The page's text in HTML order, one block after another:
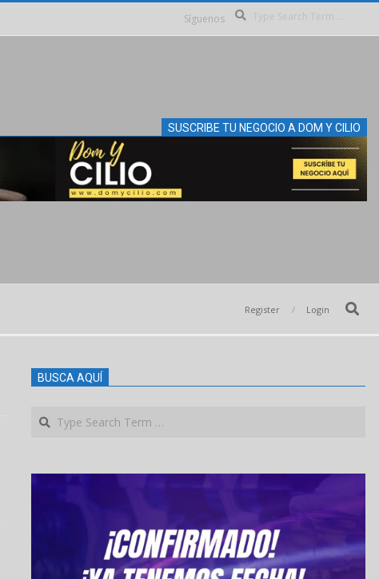
Síguenos
SUSCRIBE TU NEGOCIO A DOM Y CILIO
Register Login Search
BUSCA AQUÍ
Search